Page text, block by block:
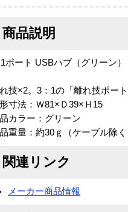
商品説明
ポート USBハブ（グリーン）
技×2。3：1の「離れ技ポー
寸法：Ｗ81×Ｄ39×Ｈ15
カラー：グリーン
重量：約30ｇ（ケーブル除く
関連リンク
メーカー商品情報